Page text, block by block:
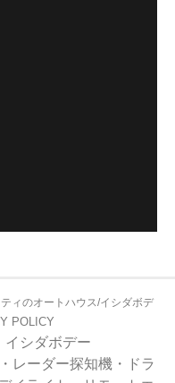
ィのオートハウス/イシダボデ
POLICY
イシダボデー
レーダー探知機・ドラ